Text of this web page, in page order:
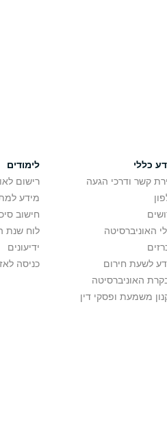
כללי
קשר ודרכי הגעה
האוניברסיטה
לשעת חירום
האוניברסיטה
משמעת ופסקי דין
לימודים
רישום
מידע
חישוב
לוח שנת
ידיעונים
כניסה